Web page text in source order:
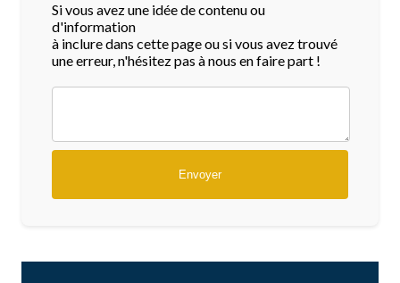
Si vous avez une idée de contenu ou
d'information
à inclure dans cette page ou si vous avez trouvé
une erreur, n'hésitez pas à nous en faire part !